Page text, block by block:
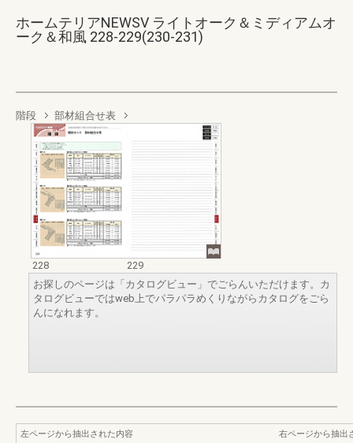
ホームテリアNEWSV ライトオーク＆ミディアムオ
ーク＆和風 228-229(230-231)
階段 部材組合せ表
228
229
お探しのページは「カタログビュー」でごらんいただけます。カ
タログビューではweb上でパラパラめくりながらカタログをごら
んになれます。
左ページから抽出された内容
右ページから抽出